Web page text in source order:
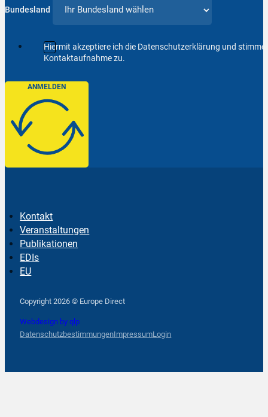
Bundesland
Hiermit akzeptiere ich die Datenschutzerklärung und
Kontaktaufnahme zu.
ANMELDEN
Kontakt
Veranstaltungen
Publikationen
EDIs
EU
Copyright 2026 © Europe Direct
Webdesign by qlp
DatenschutzbestimmungenImpressumLogin